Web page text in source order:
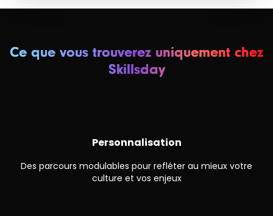
Ce que vous trouverez uniquement chez
Skillsday
Personnalisation
Des parcours modulables pour refléter au mieux votre
culture et vos enjeux